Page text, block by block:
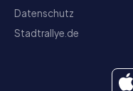
Datenschutz
Stadtrallye.de